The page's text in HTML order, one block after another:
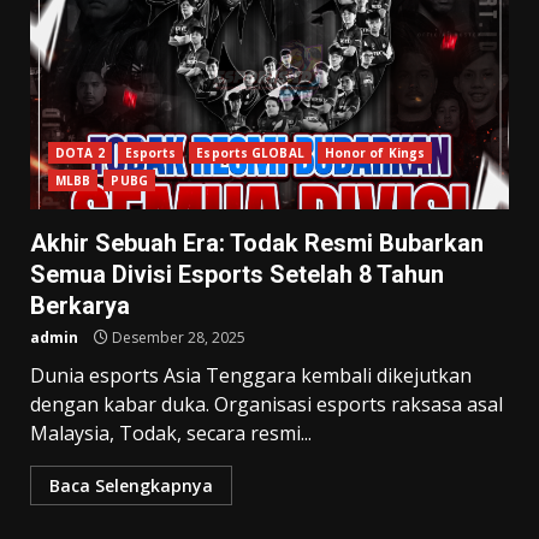
DOTA 2 Esports Esports GLOBAL
Honor of Kings
MLBB
PUBG
Akhir Sebuah Era: Todak Resmi Bubarkan
Semua Divisi Esports Setelah 8 Tahun
Berkarya
admin Desember 28, 2025
Dunia esports Asia Tenggara kembali dikejutkan
dengan kabar duka. Organisasi esports raksasa asal
Malaysia, Todak, secara resmi...
Baca Selengkapnya